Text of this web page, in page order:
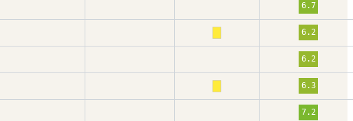
6.7
6.2
6.2
6.3
7.2